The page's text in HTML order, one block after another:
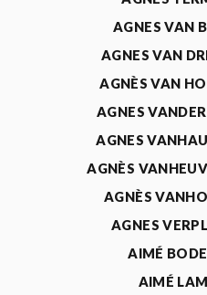
AGNES VAN
AGNES VAN
AGNÈS VAN
AGNES
AGNES
AGNÈS
AGNÈS
AGNES
AIMÉ
AIMÉ